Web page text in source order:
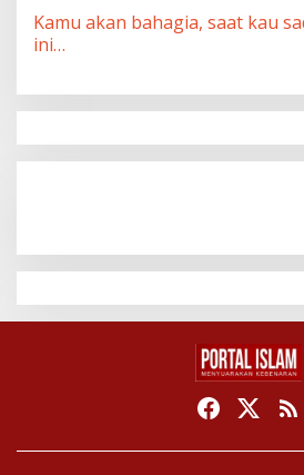
Kamu akan bahagia, saat kau
ini…